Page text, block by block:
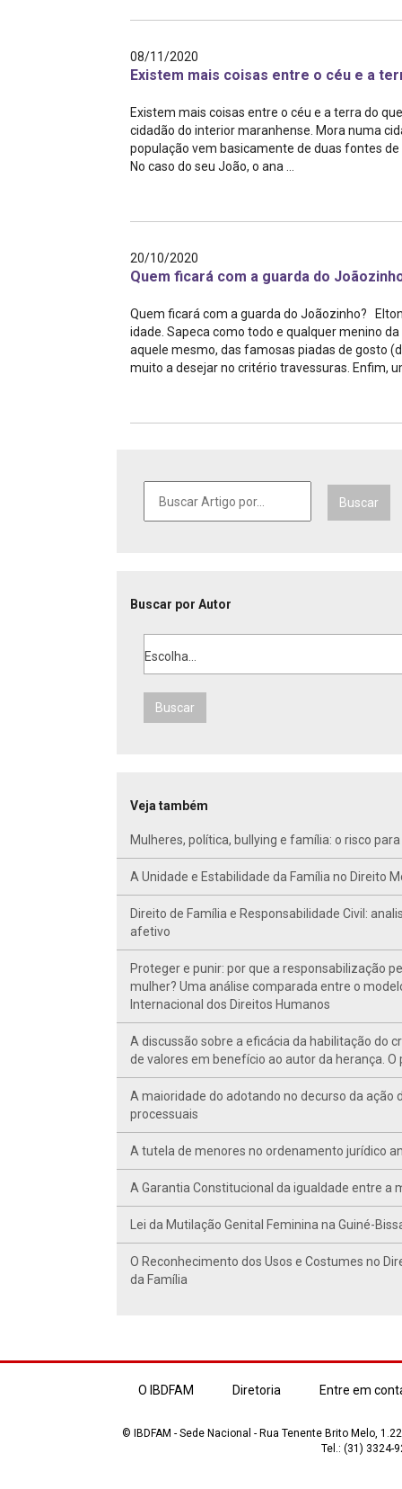
08/11/2020
Existem mais coisas entre o céu e a
Existem mais coisas entre o céu e a terra do
cidadão do interior maranhense. Mora numa
população vem basicamente de duas fontes
No caso do seu João, o ana ...
20/10/2020
Quem ficará com a guarda do
Quem ficará com a guarda do Joãozinho?
idade. Sapeca como todo e qualquer menino
aquele mesmo, das famosas piadas de gosto
muito a desejar no critério travessuras. Enfim,
Buscar
Buscar por Autor
Escolha...
Buscar
Veja também
Mulheres, política, bullying e família: o risco
A Unidade e Estabilidade da Família no Direito
Direito de Família e Responsabilidade Civil:
afetivo
Proteger e punir: por que a responsabilização
mulher? Uma análise comparada entre o
Internacional dos Direitos Humanos
A discussão sobre a eficácia da habilitação do
de valores em benefício ao autor da herança.
A maioridade do adotando no decurso da
processuais
A tutela de menores no ordenamento jurídico
A Garantia Constitucional da igualdade entre a
Lei da Mutilação Genital Feminina na Guiné-
O Reconhecimento dos Usos e Costumes no
da Família
O IBDFAM Diretoria Entre em
© IBDFAM - Sede Nacional - Rua Tenente Brito Melo,
Tel.: (31) 3324-